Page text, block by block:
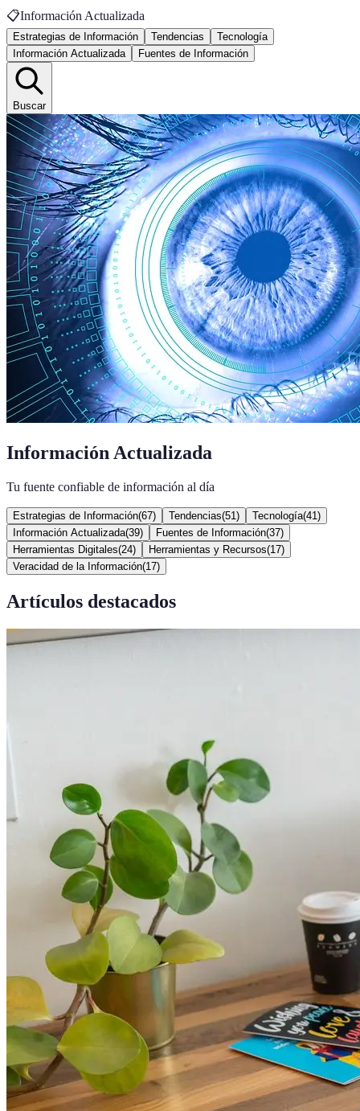
📋Información Actualizada
Estrategias de Información Tendencias
Tecnología
Información Actualizada
Fuentes de Información
Buscar
Información Actualizada
Tu fuente confiable de información al día
Estrategias de Información(67) Tendencias(51 ) Tecnología(41 )
Información Actualizada(39) Fuentes de Información(37)
Herramientas Digitales(24) Herramientas y Recursos(17)
Veracidad de la Información(17)
Artículos destacados